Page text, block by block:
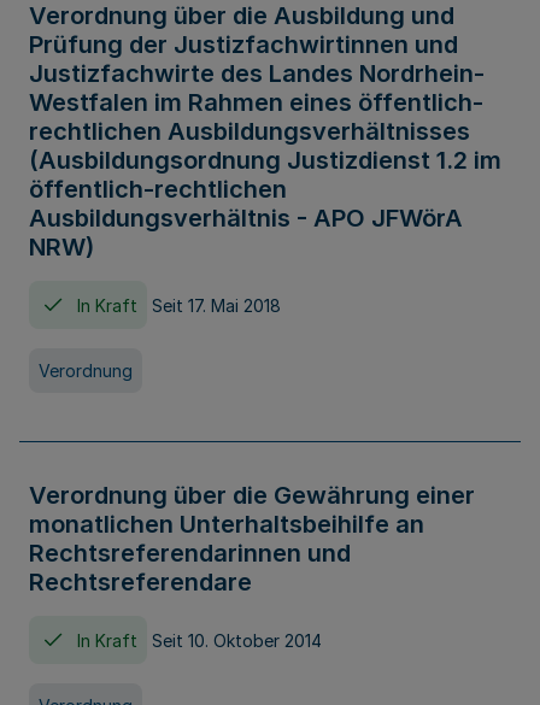
Verordnung über die Ausbildung und
Prüfung der Justizfachwirtinnen und
Justizfachwirte des Landes Nordrhein-
Westfalen im Rahmen eines öffentlich-
rechtlichen Ausbildungsverhältnisses
(Ausbildungsordnung Justizdienst 1.2 im
öffentlich-rechtlichen
Ausbildungsverhältnis - APO JFWörA
NRW)
In Kraft Seit 17. Mai 2018
Verordnung
Verordnung über die Gewährung einer
monatlichen Unterhaltsbeihilfe an
Rechtsreferendarinnen und
Rechtsreferendare
In Kraft Seit 10. Oktober 2014